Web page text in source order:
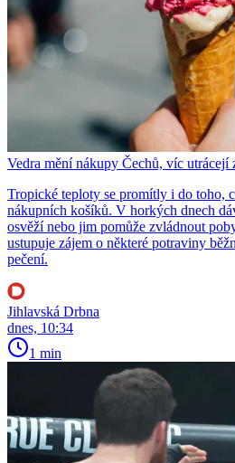
Vedra mění nákupy Čechů, víc utrácejí
Tropické teploty se promítly i do toho,
nákupních košíků. V horkých dnech
osvěží nebo jim pomůže zvládnout
ustupuje zájem o některé potraviny
pečení.
Jihlavská Drbna
dnes, 10:34
1 min